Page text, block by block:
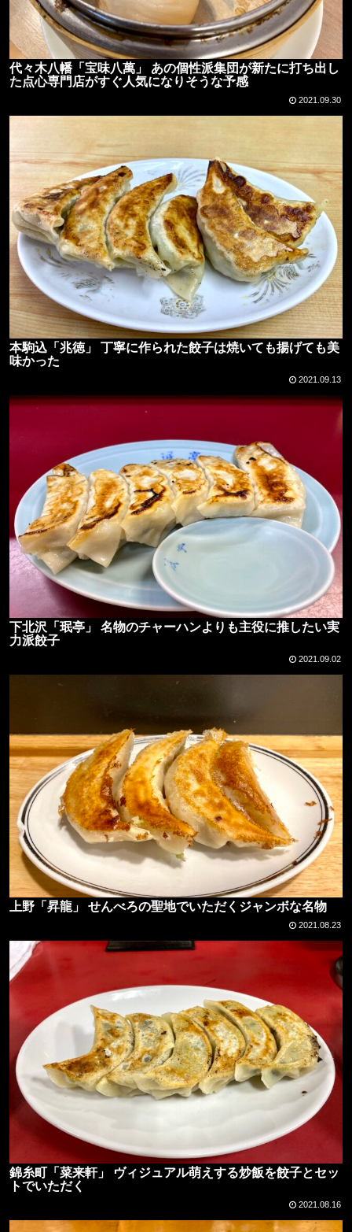
代々木八幡「宝味八萬」 あの個性派集団が新たに打ち出し
た点心専門店がすぐ人気になりそうな予感
2021.09.30
本駒込「兆徳」 丁寧に作られた餃子は焼いても揚げても美
味かった
2021.09.13
下北沢「珉亭」 名物のチャーハンよりも主役に推したい実
力派餃子
2021.09.02
上野「昇龍」 せんべろの聖地でいただくジャンボな名物
2021.08.23
錦糸町「菜来軒」 ヴィジュアル萌えする炒飯を餃子とセッ
トでいただく
2021.08.16